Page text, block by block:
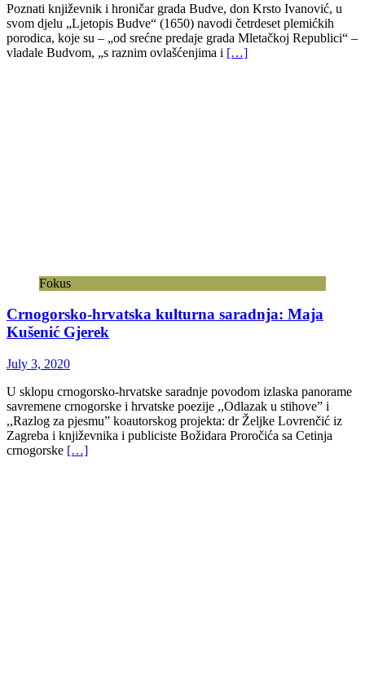
Poznati književnik i hroničar grada Budve, don Krsto Ivanović, u
svom djelu „Ljetopis Budve“ (1650) navodi četrdeset plemićkih
porodica, koje su – „od srećne predaje grada Mletačkoj Republici“ –
vladale Budvom, „s raznim ovlašćenjima i […]
Fokus
Crnogorsko-hrvatska kulturna saradnja: Maja
Kušenić Gjerek
July 3, 2020
U sklopu crnogorsko-hrvatske saradnje povodom izlaska panorame
savremene crnogorske i hrvatske poezije ,,Odlazak u stihove” i
,,Razlog za pjesmu” koautorskog projekta: dr Željke Lovrenčić iz
Zagreba i književnika i publiciste Božidara Proročića sa Cetinja
crnogorske […]